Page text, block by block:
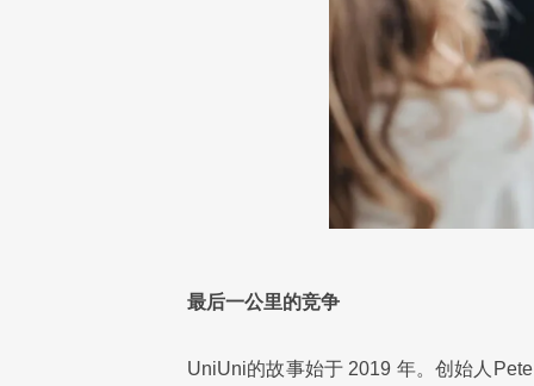
最后一公里的竞争
UniUni的故事始于 2019 年。创始人